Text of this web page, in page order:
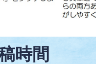
時間